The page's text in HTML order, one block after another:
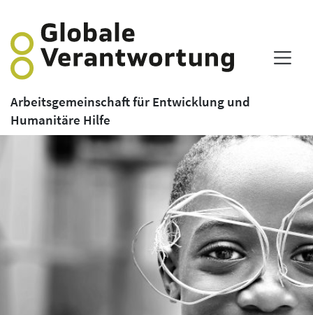
Arbeitsgemeinschaft für Entwicklung und
Humanitäre Hilfe